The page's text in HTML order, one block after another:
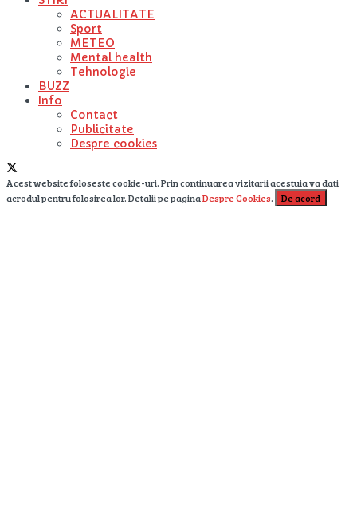
ACTUALITATE
Sport
METEO
Mental health
Tehnologie
BUZZ
Info
Contact
Publicitate
Despre cookies
Acest website foloseste cookie-uri. Prin continuarea vizitarii acestuia va dati
acrodul pentru folosirea lor. Detalii pe paginaDespre Cookies. De acord